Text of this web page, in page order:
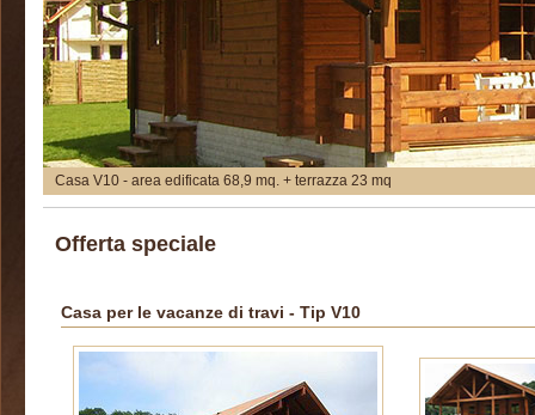
Casa V10 - area edificata 68,9 mq. + terrazza 23 mq
Offerta speciale
Casa per le vacanze di travi - Tip V10